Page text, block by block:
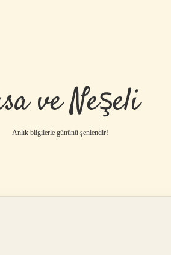
ve Neşeli
Anlık bilgilerle gününü şenlendir!